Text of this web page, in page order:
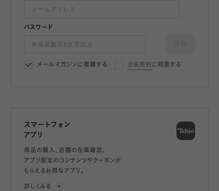
パスワード
メールマガジンに登録する 会員規約 に同意する
スマートフォン
アプリ
商品の購入、店舗の在庫確認、
アプリ限定のコンテンツやクーポンが
もらえるお得なアプリ。
詳しくみる